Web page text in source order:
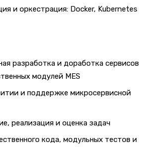
и оркестрация: Docker, Kubernetes
разработка и доработка сервисов
модулей MES
и поддержке микросервисной
реализация и оценка задач
кода, модульных тестов и